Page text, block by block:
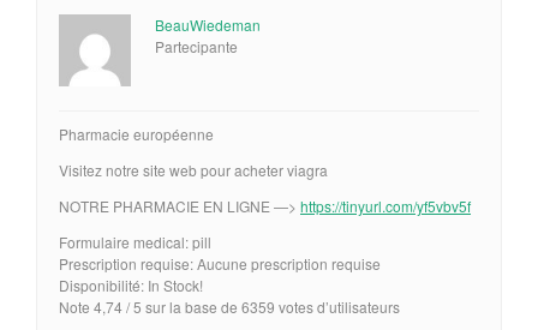
BeauWiedeman
Partecipante
Pharmacie européenne
Visitez notre site web pour acheter viagra
NOTRE PHARMACIE EN LIGNE —> https://tinyurl.com/yf5vbv5f
Formulaire medical: pill
Prescription requise: Aucune prescription requise
Disponibilité: In Stock!
Note 4,74 / 5 sur la base de 6359 votes d’utilisateurs